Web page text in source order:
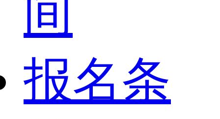
间
报名条